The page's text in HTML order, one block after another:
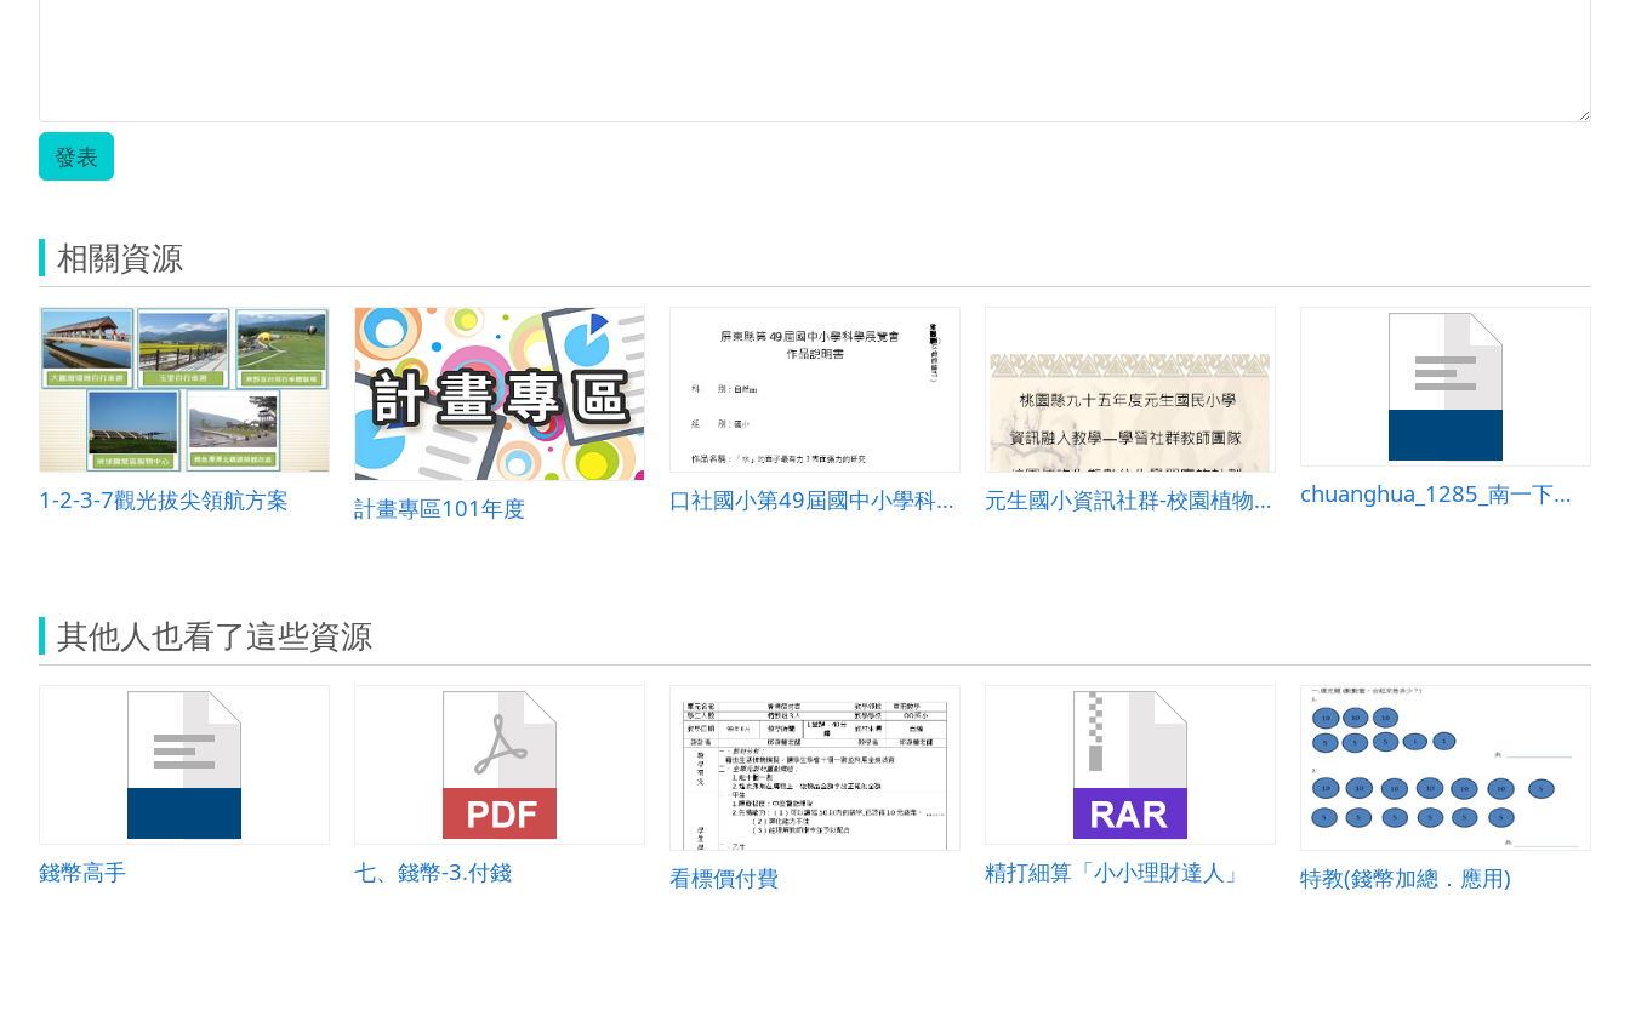
發表
相關資源
1-2-3-7觀光拔尖領航方案 計畫專區101年度 口社國小第49屆國中小學科學展覽會作品說明及說明內文 元生國小資訊社群-校園植物生態數位化學習計畫 chuanghua_1285_南一下第四課教案
其他人也看了這些資源
錢幣高手 七、錢幣-3.付錢 看標價付費 精打細算「小小理財達人」 特教(錢幣加總．應用)